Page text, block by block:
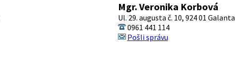
Mgr. Veronika Korbová
Ul. 29. augusta č. 10, 924 01 Galanta
0961 441 114
Pošli správu